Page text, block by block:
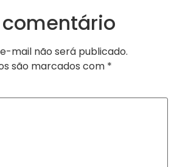
mail não será publicado.
são marcados com *